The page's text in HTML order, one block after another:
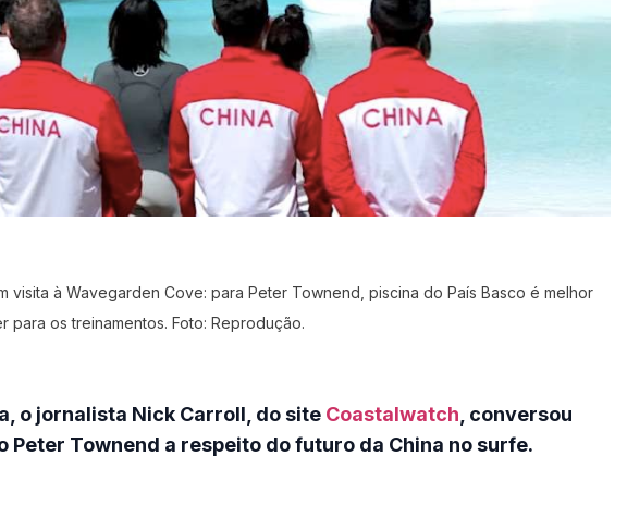
visita à Wavegarden Cove: para Peter Townend, piscina do País Basco é melhor
para os treinamentos. Foto: Reprodução.
o jornalista Nick Carroll, do site Coastalwatch , conversou
Peter Townend a respeito do futuro da China no surfe.